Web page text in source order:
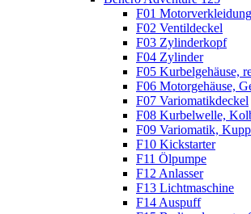
F01 Motorverkleidung
F02 Ventildeckel
F03 Zylinderkopf
F04 Zylinder
F05 Kurbelgehäuse,
F06 Motorgehäuse,
F07 Variomatikdeckel
F08 Kurbelwelle,
F09 Variomatik,
F10 Kickstarter
F11 Ölpumpe
F12 Anlasser
F13 Lichtmaschine
F14 Auspuff